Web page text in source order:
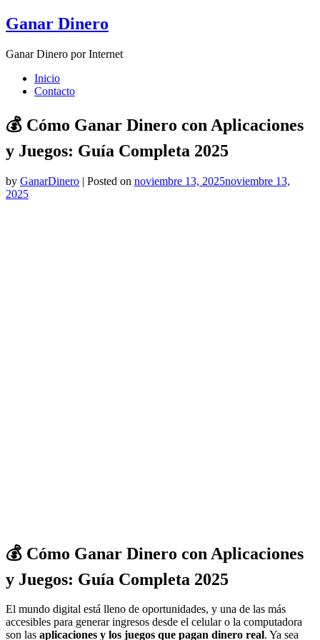
Skip
to
Ganar Dinero
Ganar Dinero por Internet
Inicio
Contacto
💰 Cómo Ganar Dinero con Aplicaciones
y Juegos: Guía Completa 2025
by GanarDinero | Posted on noviembre 13, 2025noviembre 13,
2025
💰 Cómo Ganar Dinero con Aplicaciones
y Juegos: Guía Completa 2025
El mundo digital está lleno de oportunidades, y una de las más
accesibles para generar ingresos desde el celular o la computadora
son las aplicaciones y los juegos que pagan dinero real. Ya sea